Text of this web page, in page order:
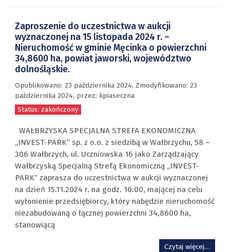
Zaproszenie do uczestnictwa w aukcji
wyznaczonej na 15 listopada 2024 r. –
Nieruchomość w gminie Męcinka o powierzchni
34,8600 ha, powiat jaworski, województwo
dolnośląskie.
Opublikowano: 23 października 2024, Zmodyfikowano: 23
października 2024, przez: kpiaseczna
Status: zakończony
WAŁBRZYSKA SPECJALNA STREFA EKONOMICZNA
„INVEST-PARK” sp. z o.o. z siedzibą w Wałbrzychu, 58 –
306 Wałbrzych, ul. Uczniowska 16 jako Zarządzający
Wałbrzyską Specjalną Strefą Ekonomiczną „INVEST-
PARK” zaprasza do uczestnictwa w aukcji wyznaczonej
na dzień 15.11.2024 r. na godz. 10:00, mającej na celu
wyłonienie przedsiębiorcy, który nabędzie nieruchomość
niezabudowaną o łącznej powierzchni 34,8600 ha,
stanowiącą
Czytaj więcej…